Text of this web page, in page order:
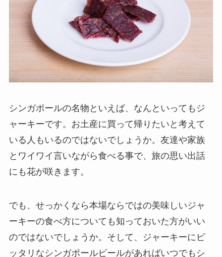
シンガポールの名物といえば、なんといってもジ
ャーキーです。お土産に買って帰りたいと考えて
いる人もいるのではないでしょうか。友達や家族
とワイワイ言いながら食べる事で、旅の思い出話
にも花が咲きます。
でも、せっかくなら本場ならではの美味しいジャ
ーキーの食べ方についても知っておいた方がいい
のではないでしょうか。そして、ジャーキーにピ
ッタリなシンガポールビールがあればいつでもシ